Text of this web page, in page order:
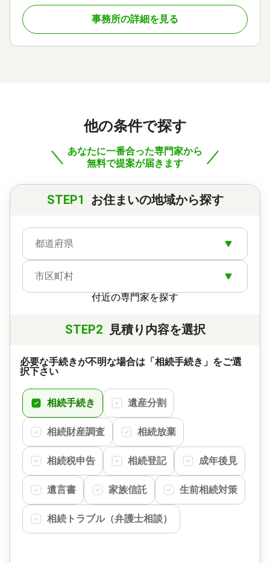
対応業務
遺産分割 / 相続財産調査 / 相続税申告 / 相続登記 / 相
地元・岐阜で生まれ育ち、地域に根ざした行政書士
として、専門知識と真心をもって対応します。
書類作成から手続き代行まで、複雑な相続もスムー
ズに進めるお手伝いをいたします。
につなぐお手伝いを全力でサポートいたします。
岐阜県、愛知県、三重県、滋賀県
遺言書 / 遺産分割 / 相続財産調査 / 相続手続き / 銀行
手続き / 戸籍収集 / 相続人調査
電話相談可 / 訪問可 / 土日相談可 / 初回相談無料 / 18
時以降相談可 / オンライン面談可 / 事務所面談可
事務所の詳細を見る
他の条件で探す
あなたに一番合った専門家から
無料で提案が届きます
STEP1 お住まいの地域から探す
都道府県
市区町村
付近の専門家を探す
STEP2 見積り内容を選択
必要な手続きが不明な場合は「相続手続き」をご選
択下さい
相続手続き 遺産分割
相続財産調査 相続放棄
相続税申告 相続登記 成年後見
遺言書 家族信託 生前相続対策
相続トラブル（弁護士相談）